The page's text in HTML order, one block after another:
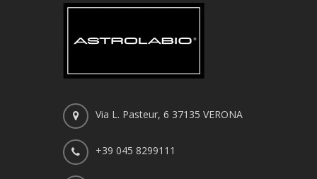
Via L. Pasteur, 6 37135 VERONA
+39 045 8299111